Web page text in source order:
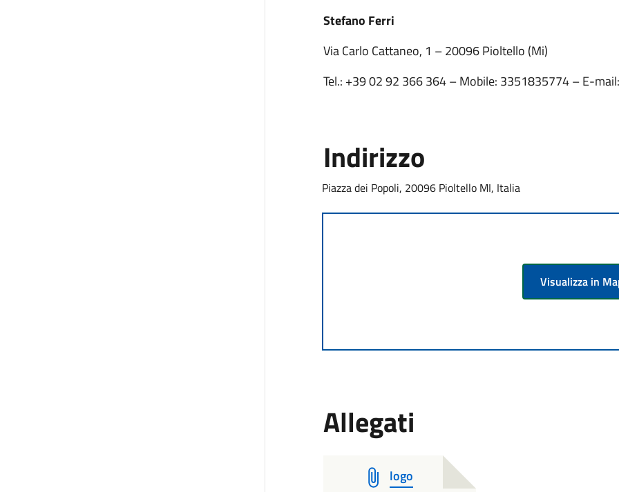
Stefano Ferri
Via Carlo Cattaneo, 1 – 20096 Pioltello (Mi)
Tel.: +39 02 92 366 364 – Mobile: 3351835774 – E-
Indirizzo
Piazza dei Popoli, 20096 Pioltello MI, Italia
Visualizza in
Allegati
logo